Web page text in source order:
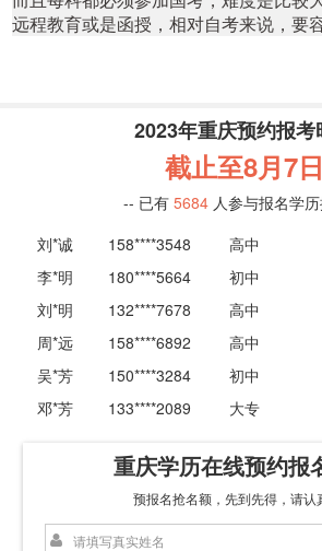
远程教育或是函授，相对自考来说，要
2023年重庆预约报考
截止至8月7日
-- 已有 5685 人参与报名学
132****3355 初中
131****3258 大专
138****3135 高中
刘*诚
158****3548 高中
李*明
180****5664 初中
刘*明
132****7678 高中
周*远
158****6892 高中
吴*芳
150****3284 初中
邓*芳
133****2089 大专
139****8806 中专
150****4455 中专
张*国
139****3278 大专
重庆学历在线预约报
预报名抢名额，先到先得，请认